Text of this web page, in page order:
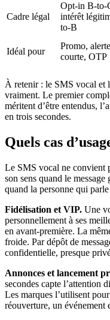
Cadre légal
Opt-in B-to-
intérêt
to-B
Idéal pour
Promo, alerte
courte, OTP
À retenir : le SMS vocal et
vraiment. Le premier
méritent d’être entendus,
en trois secondes.
Quels cas
Le SMS vocal ne convient
son sens quand le
quand la personne qui
Fidélisation et VIP. Une
personnellement à ses
en avant-première. La
froide. Par dépôt de
confidentielle, presque
Annonces et lancement
secondes capte l’attention
Les marques l’utilisent
réouverture, un événement